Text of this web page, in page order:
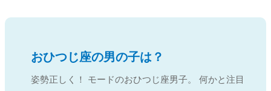
おひつじ座の男の子は？
姿勢正しく！ モードのおひつじ座男子。 何かと注目